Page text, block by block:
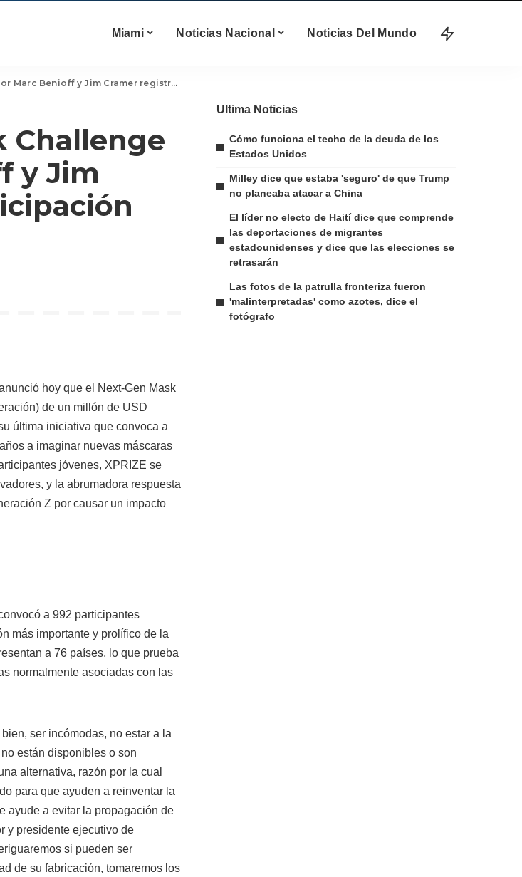
Miami Noticias Nacional Noticias Del Mundo
Jim Cramer registra una participación masiva
Challenge
y Jim
hoy que el Next-Gen Mask
de un millón de USD
última iniciativa que convoca a
a imaginar nuevas máscaras
jóvenes, XPRIZE se
y la abrumadora respuesta
Z por causar un impacto
a 992 participantes
más importante y prolífico de la
a 76 países, lo que prueba
normalmente asociadas con las
ser incómodas, no estar a la
están disponibles o son
alternativa, razón por la cual
para que ayuden a reinventar la
ayude a evitar la propagación de
y presidente ejecutivo de
si pueden ser
de su fabricación, tomaremos los
Ultima Noticias
Cómo funciona el techo de la deuda de los
Estados Unidos
Milley dice que estaba 'seguro' de que Trump
no planeaba atacar a China
El líder no electo de Haití dice que comprende
las deportaciones de migrantes
estadounidenses y dice que las elecciones se
retrasarán
Las fotos de la patrulla fronteriza fueron
'malinterpretadas' como azotes, dice el
fotógrafo